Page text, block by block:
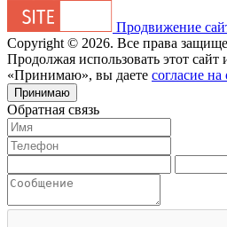
Продвижение
Copyright © 2026. Все права
Продолжая использовать этот
«Принимаю», вы даете согласие
Принимаю
Обратная связь